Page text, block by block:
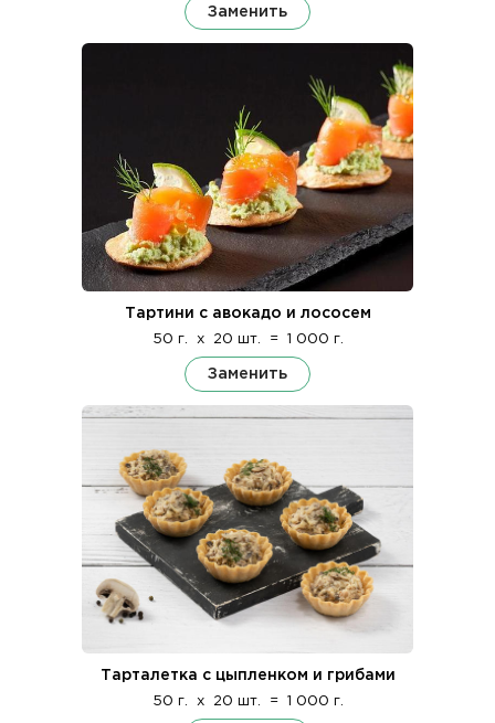
Заменить
Тартини с авокадо и лососем
50 г. x 20 шт. = 1 000 г.
Заменить
Тарталетка с цыпленком и грибами
50 г. x 20 шт. = 1 000 г.